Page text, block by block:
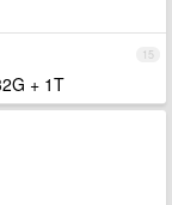
15
+ 1T